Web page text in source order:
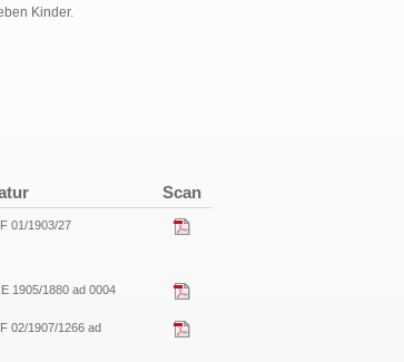
Kinder.
Scan
01/1903/27
1905/1880 ad 0004
02/1907/1266 ad